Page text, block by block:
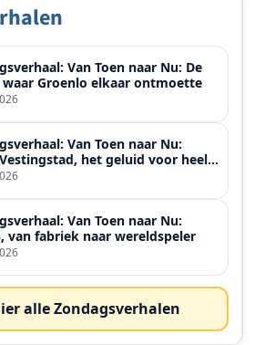
Van Toen naar Nu: De
Groenlo elkaar ontmoette
Van Toen naar Nu:
het geluid voor heel
Van Toen naar Nu:
van fabriek naar wereldspeler
alle Zondagsverhalen